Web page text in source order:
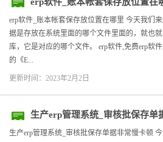
erp软件_账本帐套保存放位置在哪里 今天我们
据是存放在系统里面的哪个文件里面的，就也
库，它是对应的哪个文件。 erp软件,免费erp软
的《E...
更新时间：2023年2月2日
生产erp管理系统_审核批保存单
生产erp管理系统_审核批保存单据非常慢卡顿